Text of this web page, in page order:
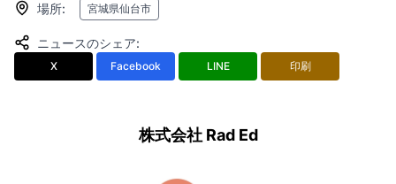
場所: 宮城県仙台市
ニュースのシェア:
X Facebook LINE 印刷
株式会社 Rad Ed